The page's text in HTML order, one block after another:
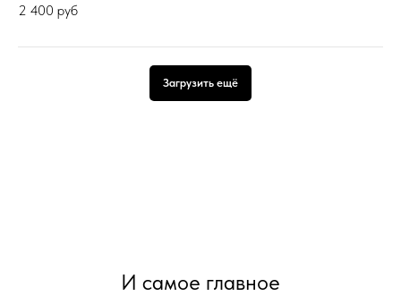
2 400 руб
Загрузить ещё
И самое главное